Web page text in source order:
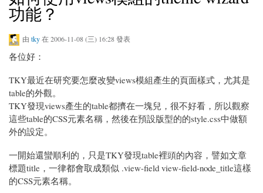
功能？
由 tky在 2006-11-08 (三) 16:28 發表
各位好：
TKY最近在研究要怎麼改變views模組產生的頁面樣式，尤其是
table的外觀。
TKY發現views產生的table都擠在一塊兒，很不好看，所以觀察
這些table的CSS元素名稱，然後在預設版型的的style.css中做額
外的設定。
一開始還蠻順利的，只是TKY發現table裡頭的內容，譬如文章
標題title，一律都會取成類似 .view-field view-field-node_title這樣
的CSS元素名稱。